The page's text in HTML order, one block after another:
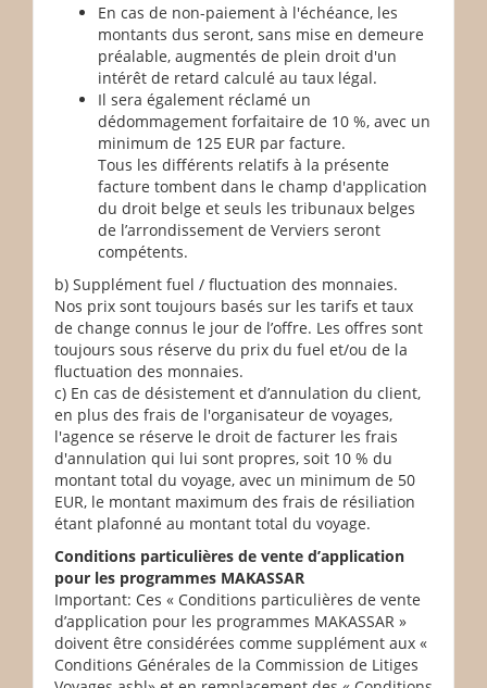
En cas de non-paiement à l'échéance, les
montants dus seront, sans mise en demeure
préalable, augmentés de plein droit d'un
intérêt de retard calculé au taux légal.
Il sera également réclamé un
dédommagement forfaitaire de 10 %, avec un
minimum de 125 EUR par facture.
Tous les différents relatifs à la présente
facture tombent dans le champ d'application
du droit belge et seuls les tribunaux belges
de l’arrondissement de Verviers seront
compétents.
b) Supplément fuel / fluctuation des monnaies.
Nos prix sont toujours basés sur les tarifs et taux
de change connus le jour de l’offre. Les offres sont
toujours sous réserve du prix du fuel et/ou de la
fluctuation des monnaies.
c) En cas de désistement et d’annulation du client,
en plus des frais de l'organisateur de voyages,
l'agence se réserve le droit de facturer les frais
d'annulation qui lui sont propres, soit 10 % du
montant total du voyage, avec un minimum de 50
EUR, le montant maximum des frais de résiliation
étant plafonné au montant total du voyage.
Conditions particulières de vente d’application
pour les programmes MAKASSAR
Important: Ces « Conditions particulières de vente
d’application pour les programmes MAKASSAR »
doivent être considérées comme supplément aux «
Conditions Générales de la Commission de Litiges